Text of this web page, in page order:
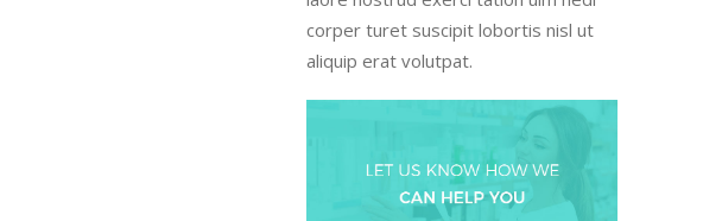
corper turet suscipit lobortis nisl ut
aliquip erat volutpat.